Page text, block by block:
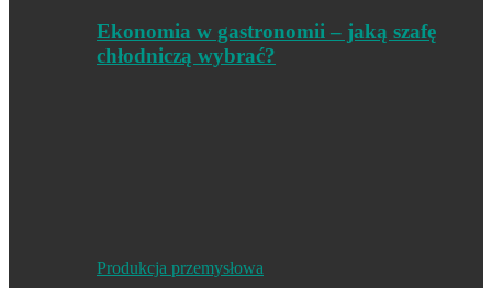
Ekonomia w gastronomii – jaką szafę
chłodniczą wybrać?
Produkcja przemysłowa